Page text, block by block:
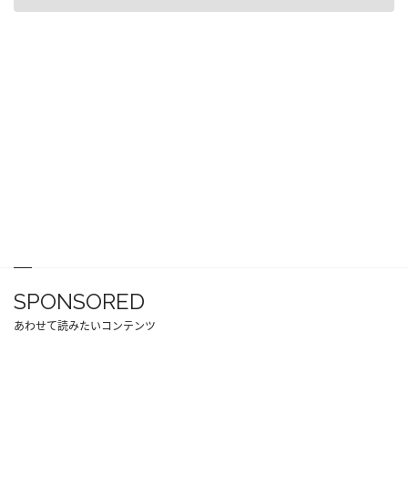
SPONSORED
あわせて読みたいコンテンツ